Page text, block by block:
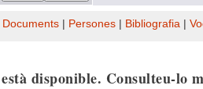
Documents Persones Bibliografia
disponible. Consulteu-lo